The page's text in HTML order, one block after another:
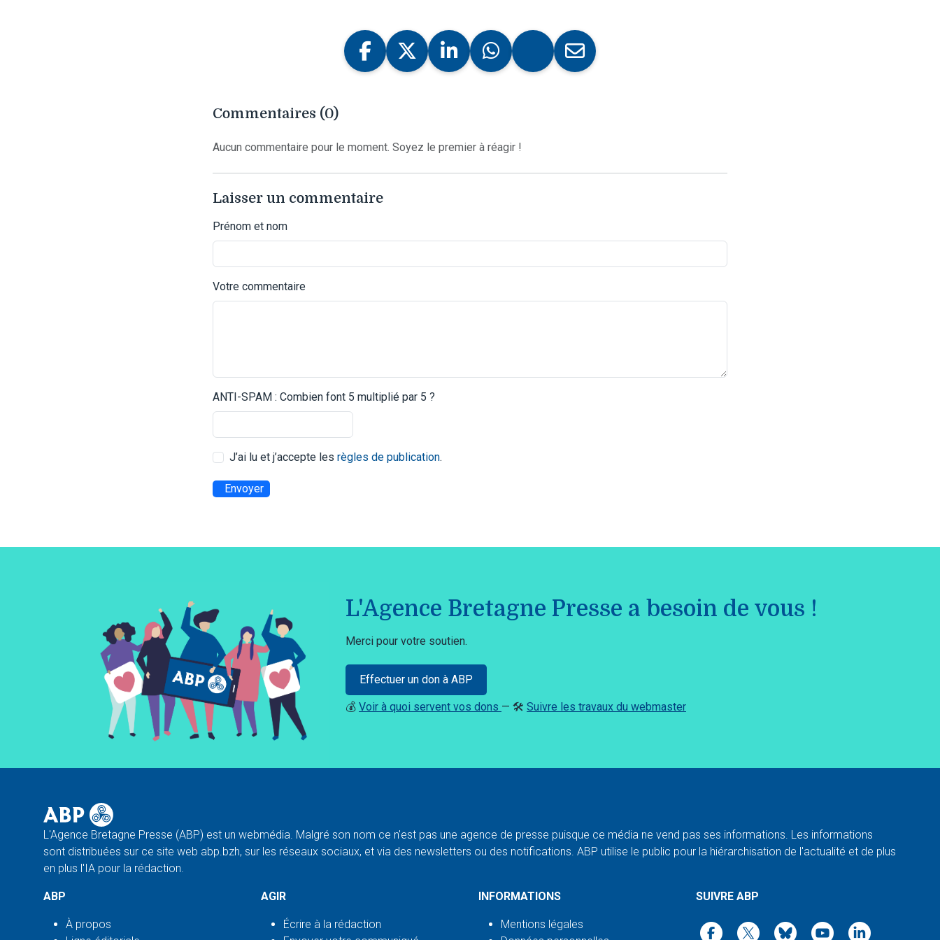
Commentaires (0)
Aucun commentaire pour le moment. Soyez le premier à réagir !
Laisser un commentaire
Prénom et nom
Votre commentaire
ANTI-SPAM : Combien font 5 multiplié par 5 ?
J’ai lu et j’accepte les règles de publication.
Envoyer
L'Agence Bretagne Presse a besoin de vous !
Merci pour votre soutien.
Effectuer un don à ABP
💰 Voir à quoi servent vos dons — 🛠️ Suivre les travaux du webmaster
L'Agence Bretagne Presse (ABP) est un webmédia. Malgré son nom ce n'est pas une agence de presse puisque ce média ne vend pas ses informations. Les informations
sont distribuées sur ce site web abp.bzh, sur les réseaux sociaux, et via des newsletters ou des notifications. ABP utilise le public pour la hiérarchisation de l'actualité et de plus
en plus l'IA pour la rédaction.
ABP
À propos
AGIR
Écrire à la rédaction
INFORMATIONS
Mentions légales
SUIVRE ABP